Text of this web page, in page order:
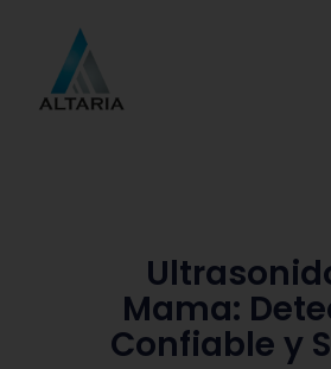
Mama:
Confiable y